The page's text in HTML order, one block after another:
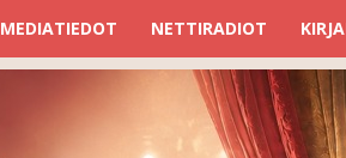
MEDIATIEDOT NETTIRADIOT